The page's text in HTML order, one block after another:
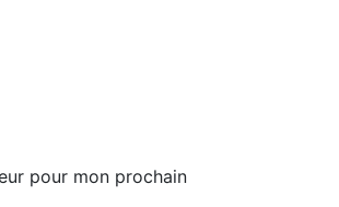
pour mon prochain